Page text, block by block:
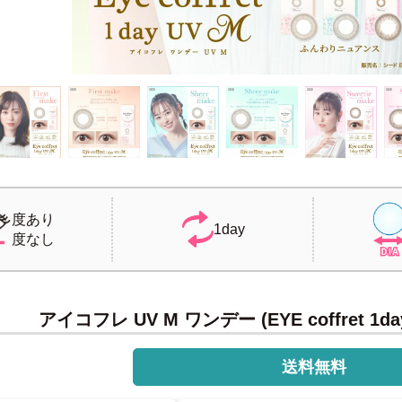
度あり
度なし
1day
アイコフレ UV M ワンデー (EYE coffret
送料無料